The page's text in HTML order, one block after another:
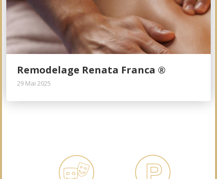
Remodelage Renata Franca ®
29 Mai 2025